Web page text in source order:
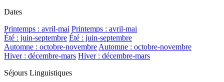
Dates
Printemps : avril-mai Printemps : avril-mai
Été : juin-septembre Été : juin-septembre
Automne : octobre-novembreAutomne : octobre-novembre
Hiver : décembre-mars Hiver : décembre-mars
Séjours Linguistiques